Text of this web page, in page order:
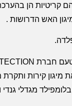
קריטיות הן
האש הדרושות .
מיגון קירות
מגדלי גנדי